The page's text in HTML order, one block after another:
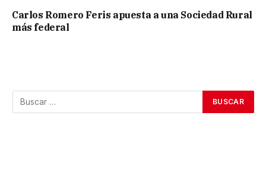
Carlos Romero Feris apuesta a una Sociedad Rural
más federal